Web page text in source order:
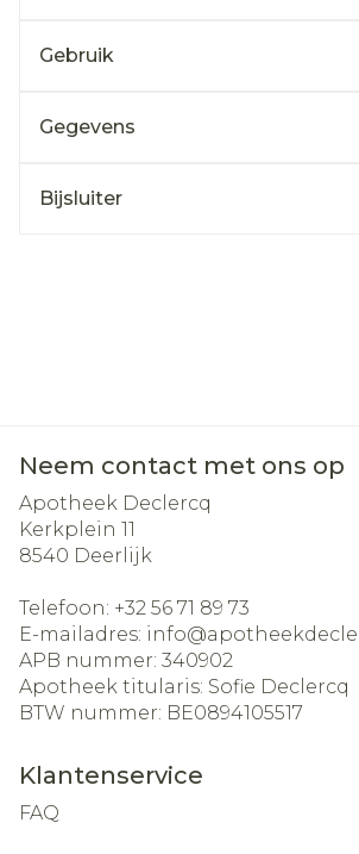
Gebruik
Gegevens
Bijsluiter
Neem contact met ons op
Apotheek Declercq
Kerkplein 11
8540 Deerlijk
Telefoon: +32 56 71 89 73
E-mailadres: info@
APB nummer: 340902
Apotheek titularis: Sofie Declercq
BTW nummer: BE0894105517
Klantenservice
FAQ